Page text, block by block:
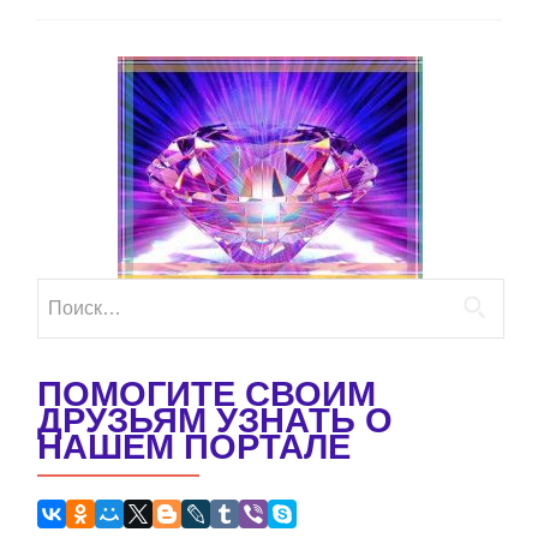
ПОМОГИТЕ СВОИМ
ДРУЗЬЯМ УЗНАТЬ О
НАШЕМ ПОРТАЛЕ